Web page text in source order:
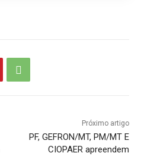
Próximo artigo
PF, GEFRON/MT, PM/MT E
CIOPAER apreendem